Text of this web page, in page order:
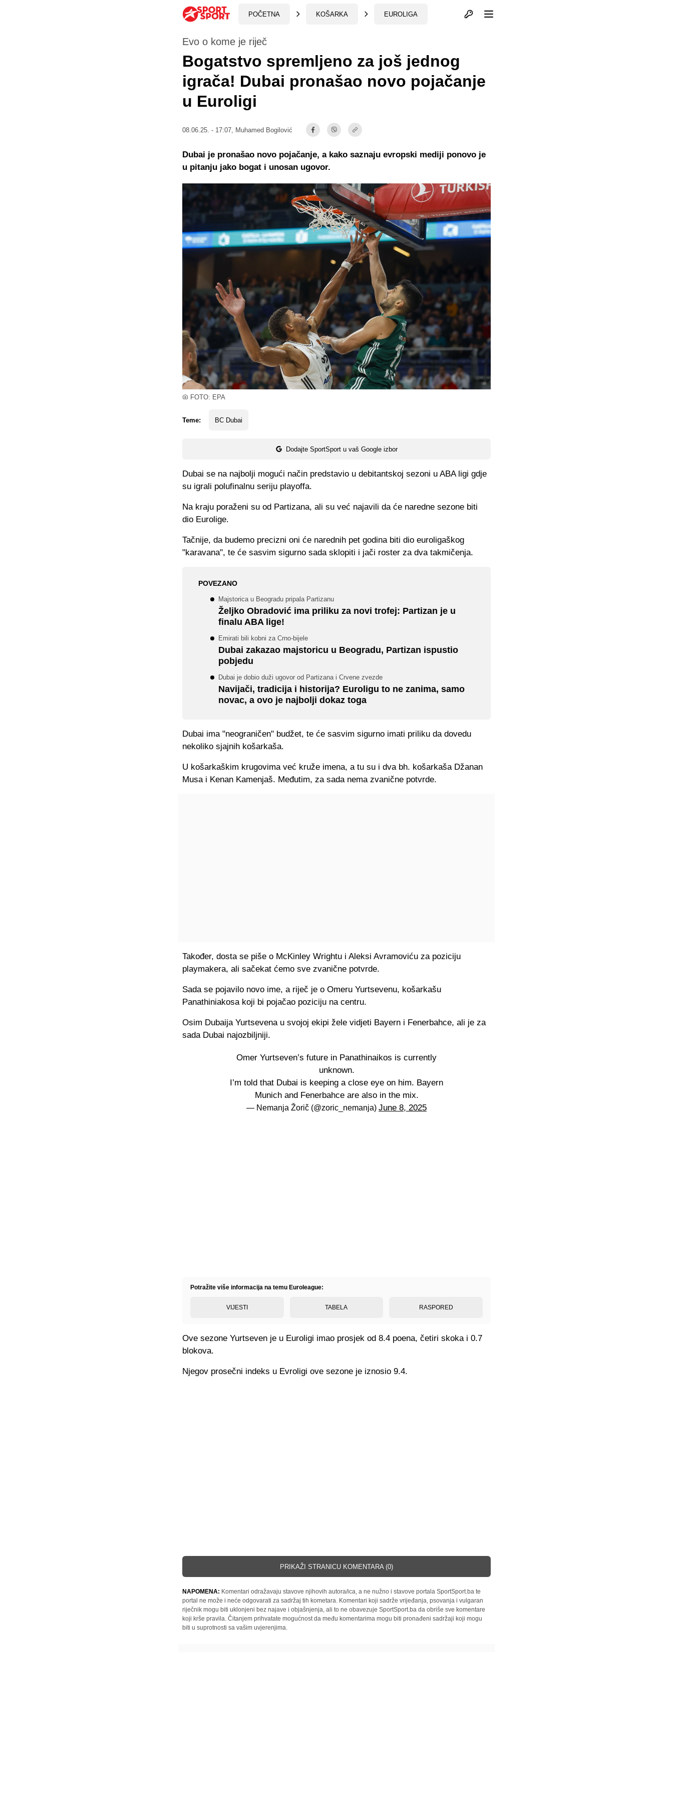
POČETNA KOŠARKA EUROLIGA Otvori profil
FOTO: EPA
Evo o kome je riječ
Bogatstvo spremljeno za još jednog
igrača! Dubai pronašao novo pojačanje
u Euroligi
08.06.25. - 17:07, Muhamed Bogilović
Teme: BC Dubai
Dodajte SportSport u vaš Google izbor
Dubai je pronašao novo pojačanje, a kako saznaju evropski mediji ponovo je
u pitanju jako bogat i unosan ugovor.
Dubai se na najbolji mogući način predstavio u debitantskoj sezoni u ABA ligi gdje
su igrali polufinalnu seriju playoffa.
Na kraju poraženi su od Partizana, ali su već najavili da će naredne sezone biti
dio Eurolige.
Tačnije, da budemo precizni oni će narednih pet godina biti dio euroligaškog
"karavana", te će sasvim sigurno sada sklopiti i jači roster za dva takmičenja.
POVEZANO
Majstorica u Beogradu pripala Partizanu
Željko Obradović ima priliku za novi trofej: Partizan je u
finalu ABA lige!
Emirati bili kobni za Crno-bijele
Dubai zakazao majstoricu u Beogradu, Partizan ispustio
pobjedu
Dubai je dobio duži ugovor od Partizana i Crvene zvezde
Navijači, tradicija i historija? Euroligu to ne zanima, samo
novac, a ovo je najbolji dokaz toga
Dubai ima "neograničen" budžet, te će sasvim sigurno imati priliku da dovedu
nekoliko sjajnih košarkaša.
U košarkaškim krugovima već kruže imena, a tu su i dva bh. košarkaša Džanan
Musa i Kenan Kamenjaš. Međutim, za sada nema zvanične potvrde.
Također, dosta se piše o McKinley Wrightu i Aleksi Avramoviću za poziciju
playmakera, ali sačekat ćemo sve zvanične potvrde.
Sada se pojavilo novo ime, a riječ je o Omeru Yurtsevenu, košarkašu
Panathiniakosa koji bi pojačao poziciju na centru.
Osim Dubaija Yurtsevena u svojoj ekipi žele vidjeti Bayern i Fenerbahce, ali je za
sada Dubai najozbiljniji.
Omer Yurtseven’s future in Panathinaikos is currently
unknown.
I’m told that Dubai is keeping a close eye on him. Bayern
Munich and Fenerbahce are also in the mix.
— Nemanja Žorič (@zoric_nemanja) June 8, 2025
Potražite više informacija na temu Euroleague:
VIJESTI TABELA RASPORED
Ove sezone Yurtseven je u Euroligi imao prosjek od 8.4 poena, četiri skoka i 0.7
blokova.
Njegov prosečni indeks u Evroligi ove sezone je iznosio 9.4.
PRIKAŽI STRANICU KOMENTARA (0)
NAPOMENA: Komentari odražavaju stavove njihovih autora/ica, a ne nužno i stavove portala SportSport.ba te
portal ne može i neće odgovarati za sadržaj tih kometara. Komentari koji sadrže vrijeđanja, psovanja i vulgaran
riječnik mogu biti uklonjeni bez najave i objašnjenja, ali to ne obavezuje SportSport.ba da obriše sve komentare
koji krše pravila. Čitanjem prihvatate mogućnost da među komentarima mogu biti pronađeni sadržaji koji mogu
biti u suprotnosti sa vašim uvjerenjima.